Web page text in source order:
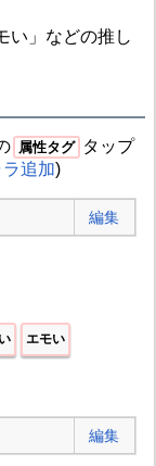
い」などの推し
属性タグ
タップ
追加)
編集
エモい
編集